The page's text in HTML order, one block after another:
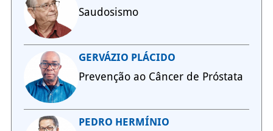
Saudosismo
GERVÁZIO PLÁCIDO
Prevenção ao Câncer de Próstata
PEDRO HERMÍNIO